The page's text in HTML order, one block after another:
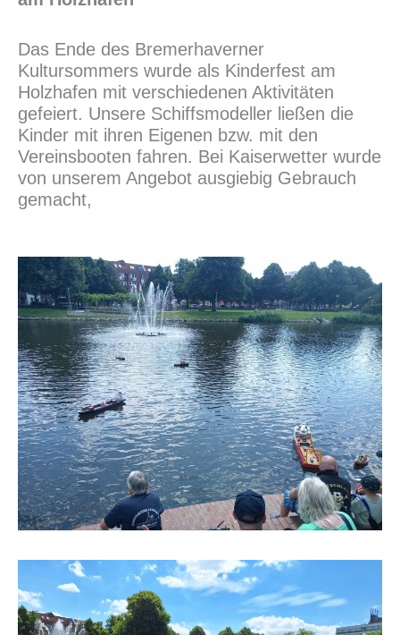
Das Ende des Bremerhaverner
Kultursommers wurde als Kinderfest am
Holzhafen mit verschiedenen Aktivitäten
gefeiert. Unsere Schiffsmodeller ließen die
Kinder mit ihren Eigenen bzw. mit den
Vereinsbooten fahren. Bei Kaiserwetter wurde
von unserem Angebot ausgiebig Gebrauch
gemacht,